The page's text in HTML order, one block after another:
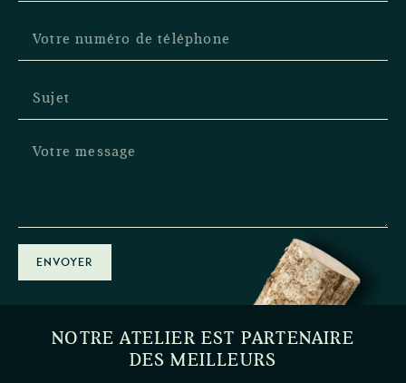
ENVOYER
NOTRE ATELIER EST PARTENAIRE
DES MEILLEURS